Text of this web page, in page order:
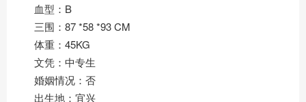
血型：B
三围：87 *58 *93 CM
体重：45KG
文凭：中专生
婚姻情况：否
出生地：宜兴